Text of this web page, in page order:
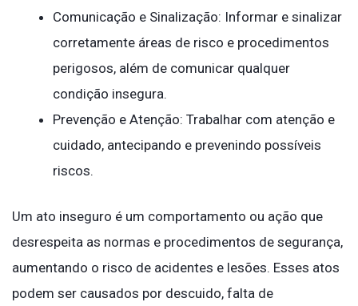
Comunicação e Sinalização: Informar e sinalizar
corretamente áreas de risco e procedimentos
perigosos, além de comunicar qualquer
condição insegura.
Prevenção e Atenção: Trabalhar com atenção e
cuidado, antecipando e prevenindo possíveis
riscos.
Um ato inseguro é um comportamento ou ação que
desrespeita as normas e procedimentos de segurança,
aumentando o risco de acidentes e lesões. Esses atos
podem ser causados por descuido, falta de